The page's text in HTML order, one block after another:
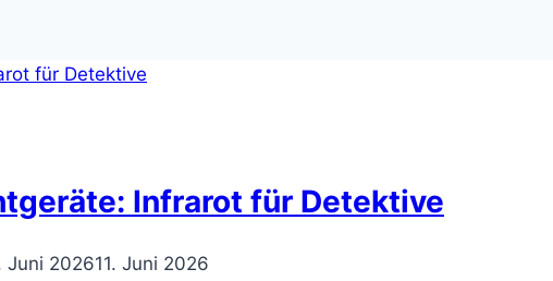
Infrarot für Detektive
Juni 202611. Juni 2026